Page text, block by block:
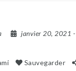
janvier 20, 2021
Sauvegarder